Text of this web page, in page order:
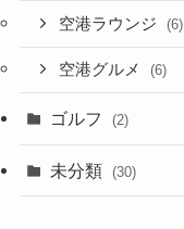
空港ラウンジ (6)
空港グルメ (6)
ゴルフ (2)
未分類 (30)